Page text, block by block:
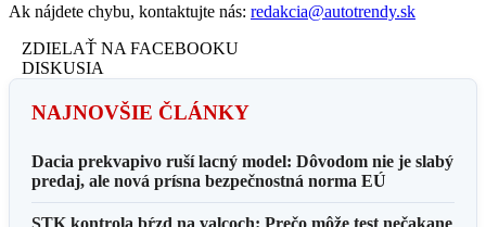
Ak nájdete chybu, kontaktujte nás: redakcia@autotrendy.sk
ZDIELAŤ NA FACEBOOKU
DISKUSIA
NAJNOVŠIE ČLÁNKY
Dacia prekvapivo ruší lacný model: Dôvodom nie je slabý
predaj, ale nová prísna bezpečnostná norma EÚ
STK kontrola bŕzd na valcoch: Prečo môže test nečakane